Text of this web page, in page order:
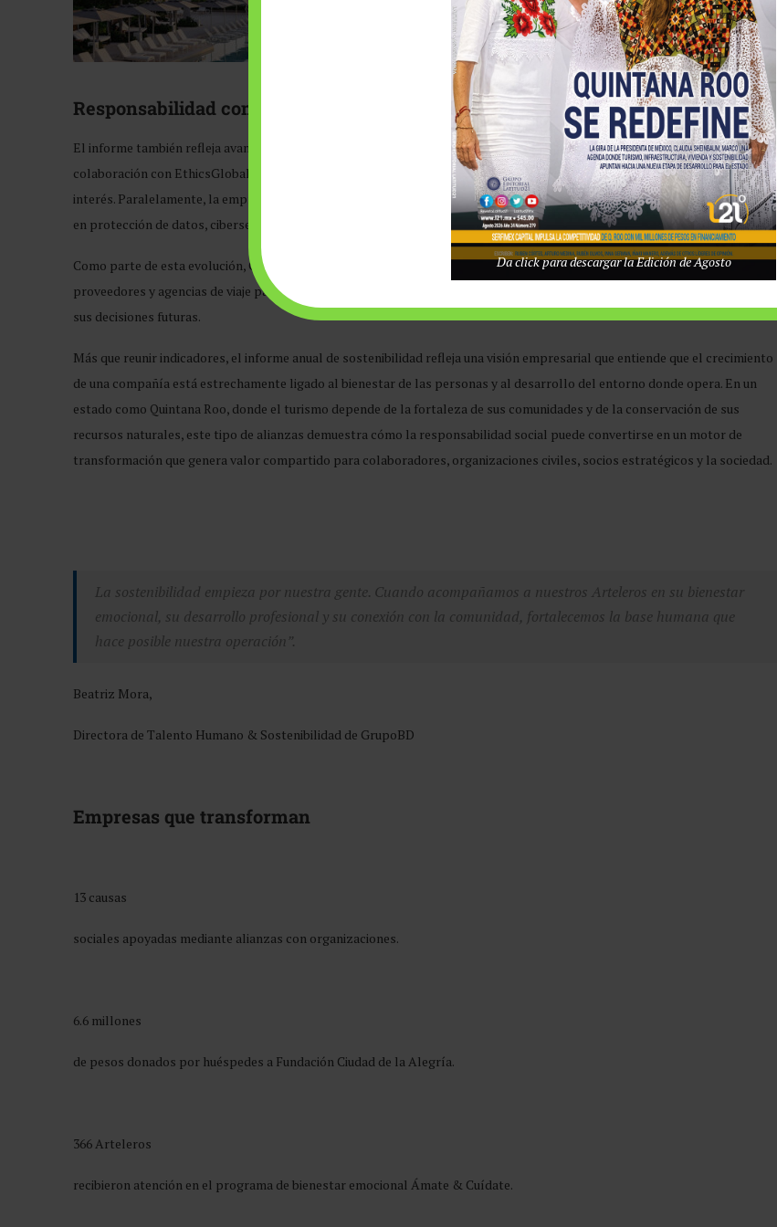
Responsabilidad compartida
El informe también refleja avances en materia de ética y gobernanza. A través del programa AcercARTE, desarrollado en
colaboración con EthicsGlobal, se fortaleció el canal confidencial de reportes para colaboradores, proveedores y grupos de
interés. Paralelamente, la empresa robusteció su Sistema de Gestión de Cumplimiento incorporando talento especializado
en protección de datos, ciberseguridad, gestión de riesgos y control interno.
Como parte de esta evolución, GrupoBD realizó además su primer ejercicio formal de diálogo con colaboradores,
proveedores y agencias de viaje para enriquecer su Estudio de Materialidad e identificar los temas prioritarios que orientarán
sus decisiones futuras.
Más que reunir indicadores, el informe anual de sostenibilidad refleja una visión empresarial que entiende que el crecimiento
de una compañía está estrechamente ligado al bienestar de las personas y al desarrollo del entorno donde opera. En un
estado como Quintana Roo, donde el turismo depende de la fortaleza de sus comunidades y de la conservación de sus
recursos naturales, este tipo de alianzas demuestra cómo la responsabilidad social puede convertirse en un motor de
transformación que genera valor compartido para colaboradores, organizaciones civiles, socios estratégicos y la sociedad.
La sostenibilidad empieza por nuestra gente. Cuando acompañamos a nuestros Arteleros en su bienestar
emocional, su desarrollo profesional y su conexión con la comunidad, fortalecemos la base humana que
hace posible nuestra operación”.
Beatriz Mora,
Directora de Talento Humano & Sostenibilidad de GrupoBD
Empresas que transforman
13 causas
sociales apoyadas mediante alianzas con organizaciones.
6.6 millones
de pesos donados por huéspedes a Fundación Ciudad de la Alegría.
366 Arteleros
recibieron atención en el programa de bienestar emocional Ámate & Cuídate.
Da click para descargar la Edición de Agosto